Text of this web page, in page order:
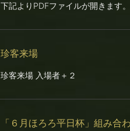
下記よりPDFファイルが開きます。
珍客来場
珍客来場 入場者＋２
「６月ほろろ平日杯」組み合